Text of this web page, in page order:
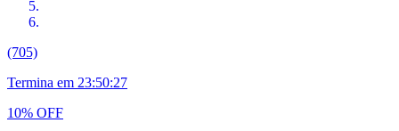
(705)
Termina em 23:50:26
10% OFF